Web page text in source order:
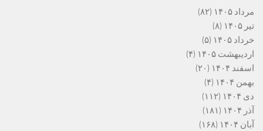
مرداد ۱۴۰۵
(۸۲)
تیر ۱۴۰۵
(۸)
خرداد ۱۴۰۵
(۵)
اردیبهشت ۱۴۰۵
(۴)
اسفند ۱۴۰۴
(۲۰)
بهمن ۱۴۰۴
(۴)
دی ۱۴۰۴
(۱۱۲)
آذر ۱۴۰۴
(۱۸۱)
آبان ۱۴۰۴
(۱۶۸)